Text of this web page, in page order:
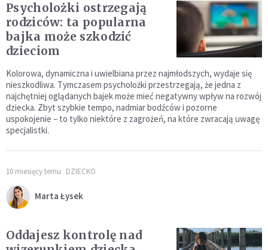
Psycholożki ostrzegają
rodziców: ta popularna
bajka może szkodzić
dzieciom
Kolorowa, dynamiczna i uwielbiana przez najmłodszych, wydaje się
nieszkodliwa. Tymczasem psycholożki przestrzegają, że jedna z
najchętniej oglądanych bajek może mieć negatywny wpływ na rozwój
dziecka. Zbyt szybkie tempo, nadmiar bodźców i pozorne
uspokojenie – to tylko niektóre z zagrożeń, na które zwracają uwagę
specjalistki.
10 miesięcy temu DZIECKO
Marta Łysek
Oddajesz kontrolę nad